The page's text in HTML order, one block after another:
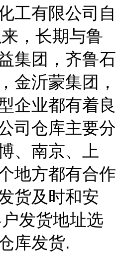
工有限公司自
，长期与鲁
集团，齐鲁石
金沂蒙集团，
企业都有着良
司仓库主要分
、南京、上
地方都有合作
货及时和安
发货地址选
库发货.